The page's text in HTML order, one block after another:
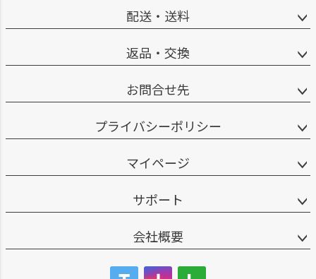
配送・送料
返品・交換
お問合せ先
プライバシーポリシー
マイページ
サポート
会社概要